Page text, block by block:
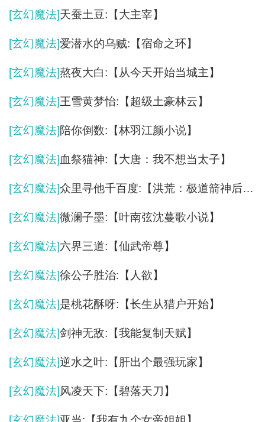
[玄幻魔法]天蚕土豆:【大主宰】
[玄幻魔法]爱潜水的乌贼:【宿命之环】
[玄幻魔法]熬夜大白:【从今天开始当城主】
[玄幻魔法]王雪黄梦怡:【超级土豪林云】
[玄幻魔法]陪你倒数:【林羽江颜小说】
[玄幻魔法]血祭猫神:【大唐：我不想当太子】
[玄幻魔法]众里寻他千百度:【洪荒：极道箭神后羿】
[玄幻魔法]微澜子墨:【叶南弦沈蔓歌小说】
[玄幻魔法]六界三道:【仙武帝尊】
[玄幻魔法]徐公子胜治:【人欲】
[玄幻魔法]是桃花酥呀:【长生从猎户开始】
[玄幻魔法]剑神无敌:【我能复制天赋】
[玄幻魔法]逆水之叶:【肝出个最强玩家】
[玄幻魔法]风凌天下:【碧落天刀】